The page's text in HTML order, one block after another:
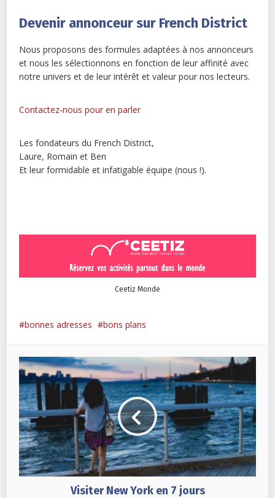
Devenir annonceur sur French District
Nous proposons des formules adaptées à nos annonceurs
et nous les sélectionnons en fonction de leur affinité avec
notre univers et de leur intérêt et valeur pour nos lecteurs.
Contactez-nous pour en parler
Les fondateurs du French District,
Laure, Romain et Ben
Et leur formidable et infatigable équipe (nous !).
Ceetiz Monde
bonnes adresses bons plans
Visiter New York en 7 jours